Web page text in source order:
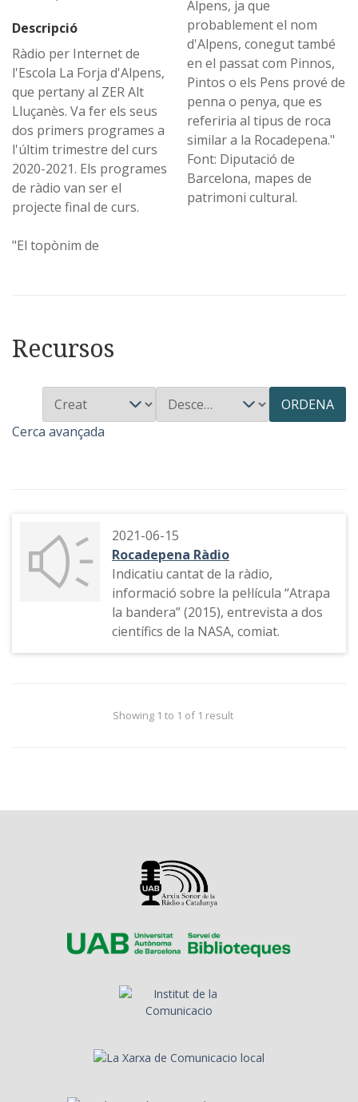
Descripció
Ràdio per Internet de
l'Escola La Forja d'Alpens,
que pertany al ZER Alt
Lluçanès. Va fer els seus
dos primers programes a
l'últim trimestre del curs
2020-2021. Els programes
de ràdio van ser el
projecte final de curs.
"El topònim de
Alpens, ja que
probablement el nom
d'Alpens, conegut també
en el passat com Pinnos,
Pintos o els Pens prové de
penna o penya, que es
referiria al tipus de roca
similar a la Rocadepena."
Font: Diputació de
Barcelona, mapes de
patrimoni cultural.
Recursos
ORDENA
Cerca avançada
2021-06-15
Rocadepena Ràdio
Indicatiu cantat de la ràdio,
informació sobre la pel·lícula “Atrapa
la bandera” (2015), entrevista a dos
científics de la NASA, comiat.
Showing 1 to 1 of 1 result